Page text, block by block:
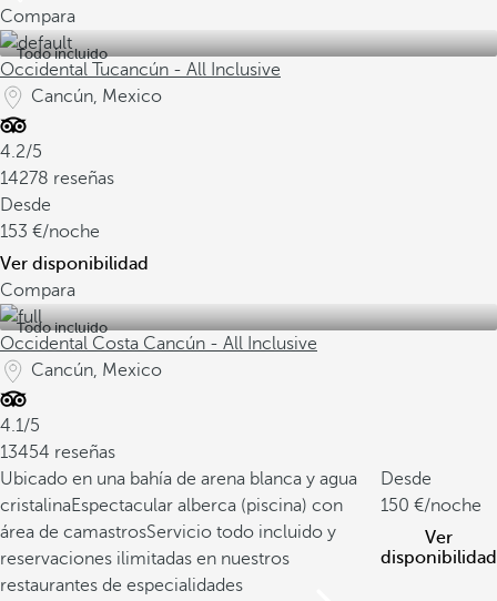
Compara
Todo incluido
Occidental Tucancún - All Inclusive
Cancún, Mexico
4.2/5
14278 reseñas
Desde
153
/noche
Ver disponibilidad
Compara
Todo incluido
Occidental Costa Cancún - All Inclusive
Cancún, Mexico
4.1/5
13454 reseñas
Ubicado en una bahía de arena blanca y agua
cristalinaEspectacular alberca (piscina) con
área de camastrosServicio todo incluido y
reservaciones ilimitadas en nuestros
restaurantes de especialidades
Desde
150
/noche
Ver
disponibilidad